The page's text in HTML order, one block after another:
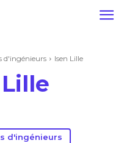
d'ingénieurs Isen Lille
d'ingénieurs